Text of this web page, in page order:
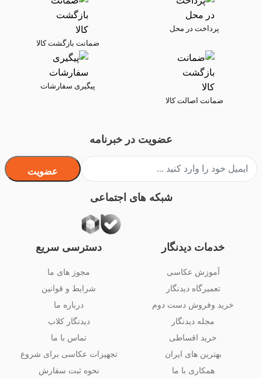
پرداخت در محل
ضمانت بازگشت کالا
ضمانت اصالت کالا
پیگیری سفارشات
خدمات دیدنگار
آموزش عکاسی
تعمیرگاه دیدنگار
خرید وفروش دست دوم
مجله دیدنگار
خرید اقساطی
بهترین های ایران
همکاری با ما
دسترسی سریع
مجوز های ما
شرایط و قوانین
درباره ما
دیدنگار کلاب
تماس با ما
تجهیزات عکاسی برای شروع
نحوه ثبت سفارش
عضویت در خبرنامه
عضویت
شبکه های اجتماعی